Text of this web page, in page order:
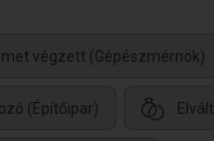
végzett (Gépészmérnök)
(Építőipar) Elvált